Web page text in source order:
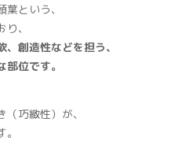
という、
、
創造性などを担う、
位です。
巧緻性）が、